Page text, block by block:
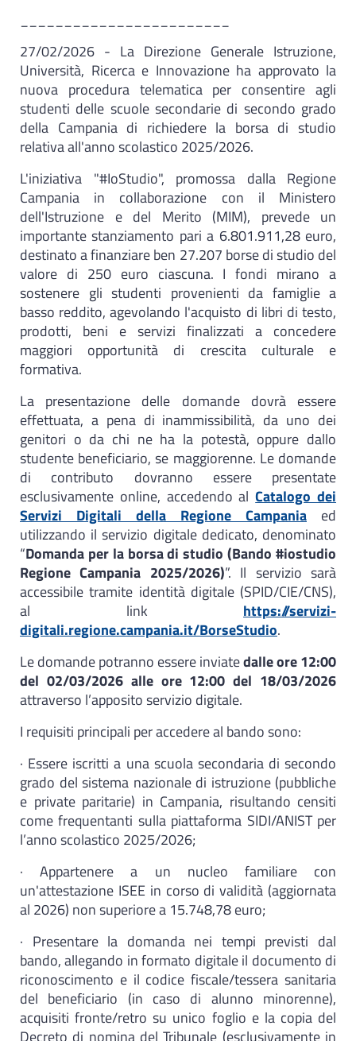
27/02/2026 - La Direzione Generale Istruzione,
Università, Ricerca e Innovazione ha approvato la
nuova procedura telematica per consentire agli
studenti delle scuole secondarie di secondo grado
della Campania di richiedere la borsa di studio
relativa all'anno scolastico 2025/2026.
L'iniziativa "#IoStudio", promossa dalla Regione
Campania in collaborazione con il Ministero
dell'Istruzione e del Merito (MIM), prevede un
importante stanziamento pari a 6.801.911,28 euro,
destinato a finanziare ben 27.207 borse di studio del
valore di 250 euro ciascuna. I fondi mirano a
sostenere gli studenti provenienti da famiglie a
basso reddito, agevolando l'acquisto di libri di testo,
prodotti, beni e servizi finalizzati a concedere
maggiori opportunità di crescita culturale e
formativa.
La presentazione delle domande dovrà essere
effettuata, a pena di inammissibilità, da uno dei
genitori o da chi ne ha la potestà, oppure dallo
studente beneficiario, se maggiorenne. Le domande
di contributo dovranno essere presentate
esclusivamente online, accedendo alCatalogo dei
Servizi Digitali della Regione Campania ed
utilizzando il servizio digitale dedicato, denominato
“Domanda per la borsa di studio (Bando #iostudio
Regione Campania 2025/2026)”. Il servizio sarà
accessibile tramite identità digitale (SPID/CIE/CNS),
al link https://servizi-
digitali.regione.campania.it/BorseStudio.
Le domande potranno essere inviatedalle ore 12:00
del 02/03/2026 alle ore 12:00 del 18/03/2026
attraverso l’apposito servizio digitale.
I requisiti principali per accedere al bando sono:
· Essere iscritti a una scuola secondaria di secondo
grado del sistema nazionale di istruzione (pubbliche
e private paritarie) in Campania, risultando censiti
come frequentanti sulla piattaforma SIDI/ANIST per
l’anno scolastico 2025/2026;
· Appartenere a un nucleo familiare con
un'attestazione ISEE in corso di validità (aggiornata
al 2026) non superiore a 15.748,78 euro;
· Presentare la domanda nei tempi previsti dal
bando, allegando in formato digitale il documento di
riconoscimento e il codice fiscale/tessera sanitaria
del beneficiario (in caso di alunno minorenne),
acquisiti fronte/retro su unico foglio e la copia del